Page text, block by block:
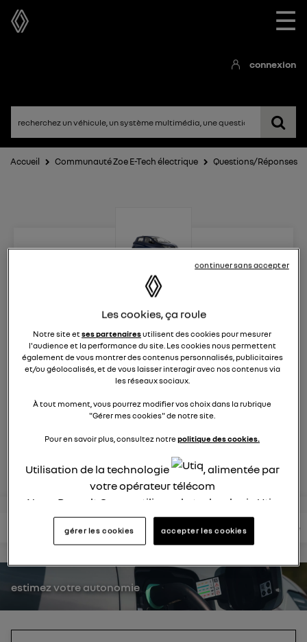
☰
connexion
Accueil Communauté Zoe E-Tech électrique Questions/Réponses
Zoe E-Tech électrique
électriques RENAULT
9269membres
la voiture citadine électrique qui ne change rien à votre
quotidien et ça change tout
posez une question
rejoignez
lire les questions lire les articles consultez votre notice
estimez votre autonomie
Les cookies, ça roule
Notre site etses partenairesutilisent des cookies pour mesurer
l'audience et la performance du site. Les cookies nous permettent
également de vous montrer des contenus personnalisés, publicitaires
et/ou géolocalisés, et de vous laisser interagir avec nos contenus via
les réseaux sociaux.
À tout moment, vous pourrez modifier vos choix dans la rubrique
"Gérer mes cookies" de notre site.
Pour en savoir plus, consultez notrepolitique des cookies.
Utilisation de la technologie
, alimentée par
votre opérateur télécom
Nous, Renault Group, utilisons la technologie Utiq
pour nos activités digitales (telles que décrites
dans cette notice de consentement) et liées à
utilisez une connexion internet fournie parun
opérateur télécom participantet que vous
consentez sur chaque site).
protection de vos données personnelles en vous
gérer les cookies accepter les cookies
continuer sans accepter